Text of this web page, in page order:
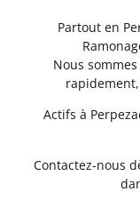
Partout en
Nous
Actifs à
Contactez-nous